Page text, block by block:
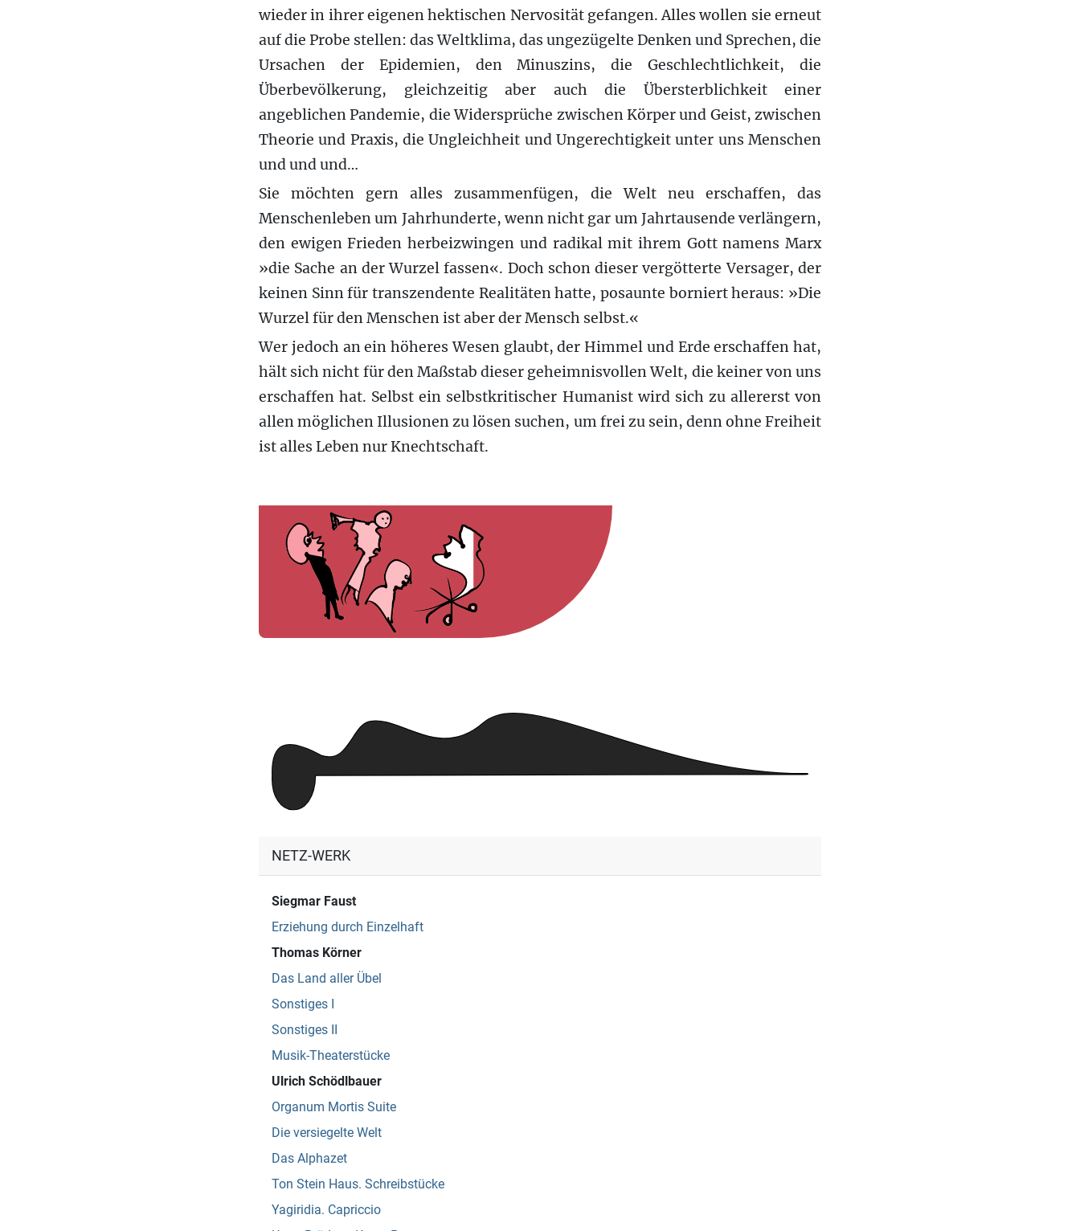
wieder in ihrer eigenen hektischen Nervosität gefangen. Alles wollen sie erneut
auf die Probe stellen: das Weltklima, das ungezügelte Denken und Sprechen, die
Ursachen der Epidemien, den Minuszins, die Geschlechtlichkeit, die
Überbevölkerung, gleichzeitig aber auch die Übersterblichkeit einer
angeblichen Pandemie, die Widersprüche zwischen Körper und Geist, zwischen
Theorie und Praxis, die Ungleichheit und Ungerechtigkeit unter uns Menschen
und und und…
Sie möchten gern alles zusammenfügen, die Welt neu erschaffen, das
Menschenleben um Jahrhunderte, wenn nicht gar um Jahrtausende verlängern,
den ewigen Frieden herbeizwingen und radikal mit ihrem Gott namens Marx
»die Sache an der Wurzel fassen«. Doch schon dieser vergötterte Versager, der
keinen Sinn für transzendente Realitäten hatte, posaunte borniert heraus: »Die
Wurzel für den Menschen ist aber der Mensch selbst.«
Wer jedoch an ein höheres Wesen glaubt, der Himmel und Erde erschaffen hat,
hält sich nicht für den Maßstab dieser geheimnisvollen Welt, die keiner von uns
erschaffen hat. Selbst ein selbstkritischer Humanist wird sich zu allererst von
allen möglichen Illusionen zu lösen suchen, um frei zu sein, denn ohne Freiheit
ist alles Leben nur Knechtschaft.
NETZ-WERK
Siegmar Faust
Erziehung durch Einzelhaft
Thomas Körner
Das Land aller Übel
Sonstiges I
Sonstiges II
Musik-Theaterstücke
Ulrich Schödlbauer
Organum Mortis Suite
Die versiegelte Welt
Das Alphazet
Ton Stein Haus. Schreibstücke
Yagiridia. Capriccio